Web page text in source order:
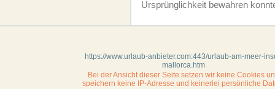
Ursprünglichkeit bewahren
https://www.urlaub-anbieter.com:443/urlaub-am-meer-
mallorca.htm
Bei der Ansicht dieser Seite setzen wir keine Cookies
speichern keine IP-Adresse und keinerlei persönliche